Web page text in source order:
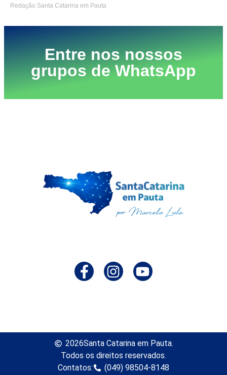
Redação Santa Catarina em Pauta
Entre nos nossos
grupos de WhatsApp
2026Santa Catarina em Pauta.
Todos os direitos reservados.
Contatos:
(049) 98504-8148